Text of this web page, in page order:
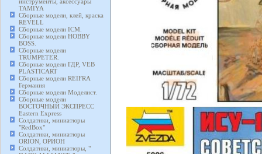
TAMIYA
Сборные модели, клей, краска
REVELL
Сборные модели ICM.
Сборные модели HOBBY
BOSS.
Сборные модели
TRUMPETER.
Сборные модели ГДР, VEB
PLASTICART
Сборные модели REIFRA
Германия
Сборные модели Моделист.
Сборные модели
ВОСТОЧНЫЙ ЭКСПРЕСС
Eastern Express
Солдатики, миниатюры
"RedBox"
Солдатики, миниатюры
ORION, ОРИОН
Солдатики, миниатюры, "